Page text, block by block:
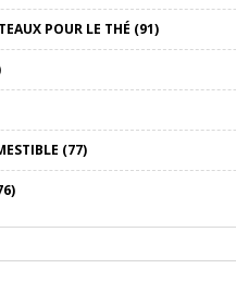
POUR LE THÉ (91)
(77)